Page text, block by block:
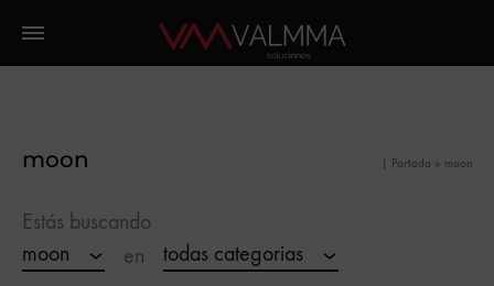
moon | Portada » moon
Estás buscando
moon
en todas categorias